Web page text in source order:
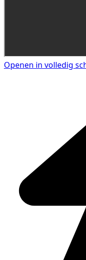
Openen in volledig